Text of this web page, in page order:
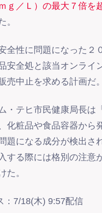
ｇ／Ｌ）の最大７倍を
。
全性に問題になった２
安全処と該当オンライ
売中止を求める計画だ。
・テヒ市民健康局長は
化粧品や食品容器から
題になる成分が検出さ
する際には格別の注意
た。
：7/18(木) 9:57配信